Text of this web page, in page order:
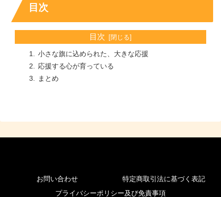
目次
目次
小さな旗に込められた、大きな応援
応援する心が育っている
まとめ
お問い合わせ
特定商取引法に基づく表記
プライバシーポリシー及び免責事項